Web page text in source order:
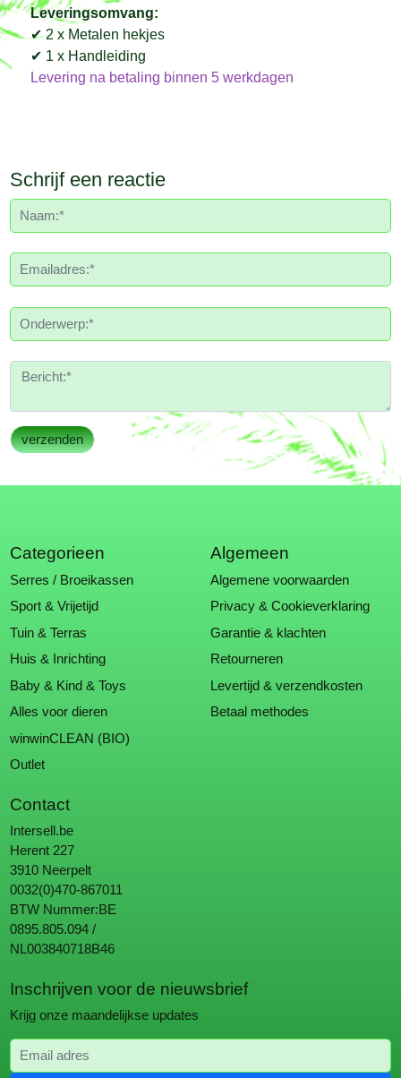
Leveringsomvang:
✔ 2 x Metalen hekjes
✔ 1 x Handleiding
Levering na betaling binnen 5 werkdagen
Schrijf een reactie
Categorieen
Serres / Broeikassen
Sport & Vrijetijd
Tuin & Terras
Huis & Inrichting
Baby & Kind & Toys
Alles voor dieren
winwinCLEAN (BIO)
Outlet
Algemeen
Algemene voorwaarden
Privacy & Cookieverklaring
Garantie & klachten
Retourneren
Levertijd & verzendkosten
Betaal methodes
Contact
Intersell.be
Herent 227
3910 Neerpelt
0032(0)470-867011
BTW Nummer:BE
0895.805.094 /
NL003840718B46
Inschrijven voor de nieuwsbrief
Krijg onze maandelijkse updates
Email adres